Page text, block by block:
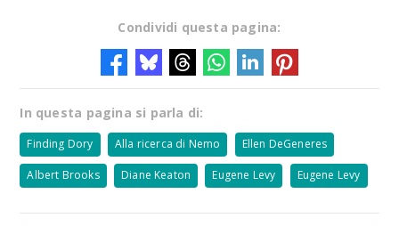
Condividi questa pagina:
In questa pagina si parla di:
Finding Dory Alla ricerca di Nemo Ellen DeGeneres
Albert Brooks Diane Keaton Eugene Levy Eugene Levy